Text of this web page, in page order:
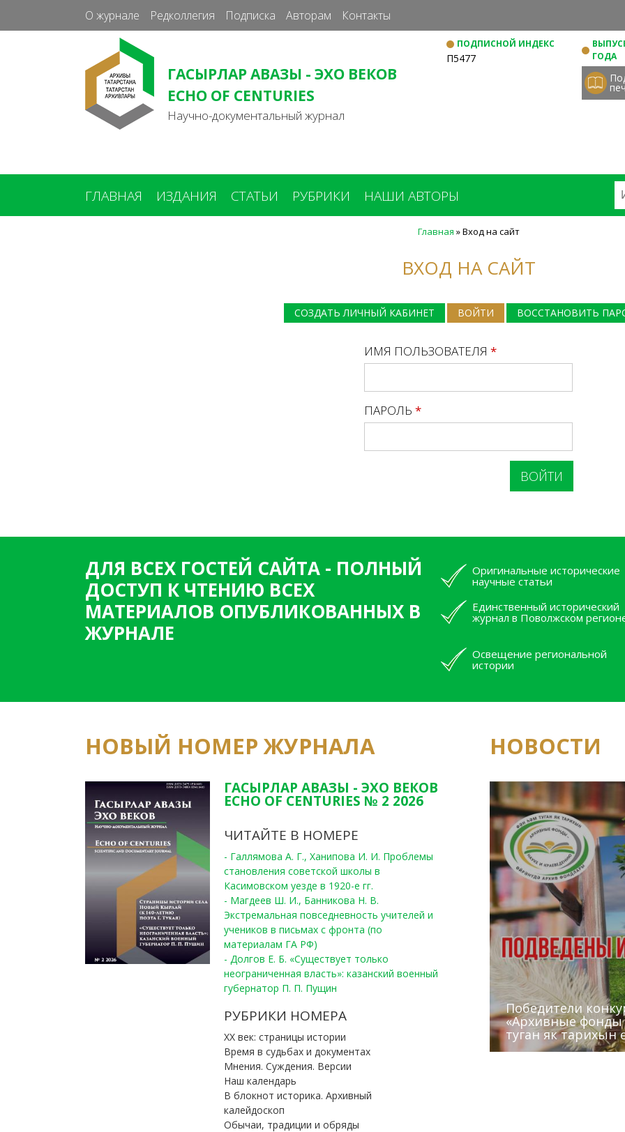
к
основному
О журнале Редколлегия Подписка Авторам Контакты
ГАСЫРЛАР АВАЗЫ - ЭХО ВЕКОВ
ECHO OF CENTURIES
Научно-документальный журнал
ПОДПИСНОЙ ИНДЕКС
П5477
ГОДА
ГЛАВНАЯ ИЗДАНИЯ СТАТЬИ РУБРИКИ НАШИ АВТОРЫ
Главная »Вход на сайт
ВХОД НА САЙТ
СОЗДАТЬ ЛИЧНЫЙ КАБИНЕТ ВОЙТИ (АКТИВНАЯ ВКЛАДКА)
ВОССТАНОВИТЬ
ИМЯ ПОЛЬЗОВАТЕЛЯ *
ПАРОЛЬ *
ДЛЯ ВСЕХ ГОСТЕЙ САЙТА - ПОЛНЫЙ
ДОСТУП К ЧТЕНИЮ ВСЕХ
МАТЕРИАЛОВ ОПУБЛИКОВАННЫХ В
ЖУРНАЛЕ
Оригинальные исторические
научные статьи
Единственный исторический
журнал в Поволжском
Освещение региональной
истории
НОВЫЙ НОМЕР ЖУРНАЛА
ГАСЫРЛАР АВАЗЫ - ЭХО ВЕКОВ
ECHO OF CENTURIES № 2 2026
ЧИТАЙТЕ В НОМЕРЕ
- Галлямова А. Г., Ханипова И. И. Проблемы
становления советской школы в
Касимовском уезде в 1920-е гг.
- Магдеев Ш. И., Банникова Н. В.
Экстремальная повседневность учителей и
учеников в письмах с фронта (по
материалам ГА РФ)
- Долгов Е. Б. «Существует только
неограниченная власть»: казанский военный
губернатор П. П. Пущин
РУБРИКИ НОМЕРА
ХХ век: страницы истории
Время в судьбах и документах
Мнения. Суждения. Версии
Наш календарь
В блокнот историка. Архивный
калейдоскоп
Обычаи, традиции и обряды
НОВОСТИ
Победители
«Архивные фонды
туган як тарихын
Архивисты
Госархива
Юным
Сотрудники
Эхо веков»
(КХТИ)
«Мир архивов